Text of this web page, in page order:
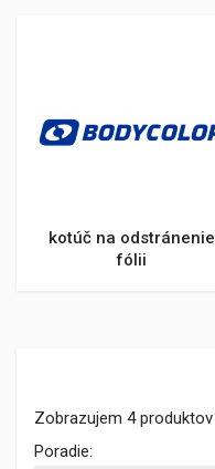
kotúč na odstránenie
fólii
Zobrazujem 4 produktov
Poradie: